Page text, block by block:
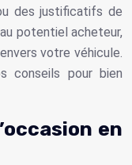
des justificatifs de
potentiel acheteur,
votre véhicule.
conseils pour bien
en